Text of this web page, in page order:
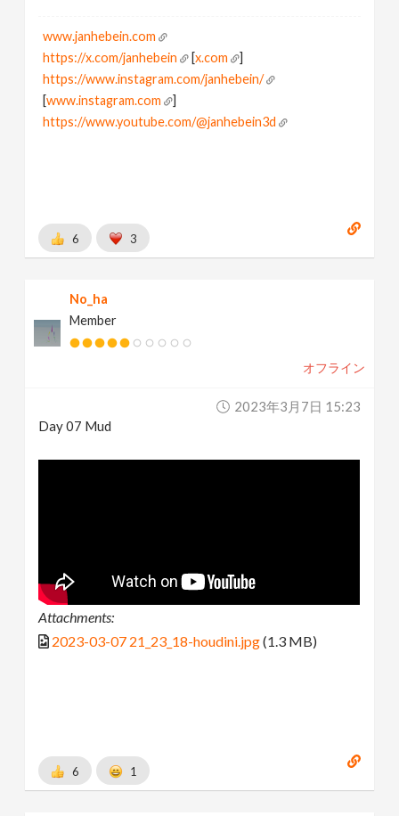
www.janhebein.com
https://x.com/janhebein
[x.com
]
https://www.instagram.com/janhebein/
[www.instagram.com
]
https://www.youtube.com/@janhebein3d
6 3
No_ha
Member
オフライン
2023年3月7日 15:23
Day 07 Mud
Attachments:
2023-03-07 21_23_18-houdini.jpg(1.3 MB)
6 1